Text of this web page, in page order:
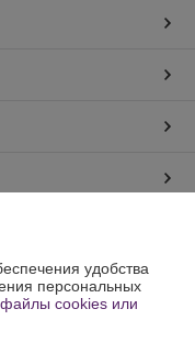
ул.Шоссейная 9 пом. 2-
удобства
персональных
cookies или